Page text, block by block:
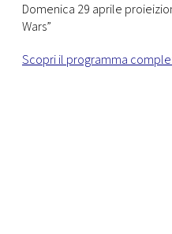
Domenica 29 aprile
Wars”
Scopri il programma